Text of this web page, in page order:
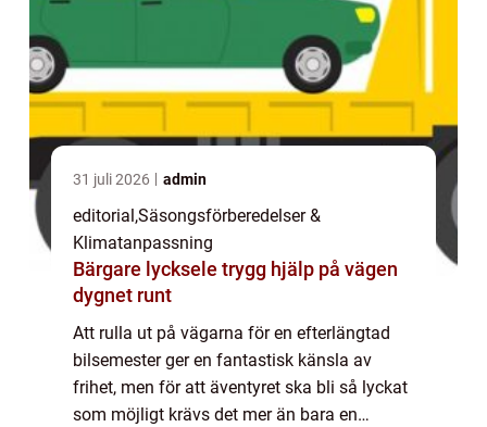
31 juli 2026 admin
editorial,Säsongsförberedelser &
Klimatanpassning
Bärgare lycksele trygg hjälp på vägen
dygnet runt
Att rulla ut på vägarna för en efterlängtad
bilsemester ger en fantastisk känsla av
frihet, men för att äventyret ska bli så lyckat
som möjligt krävs det mer än bara en